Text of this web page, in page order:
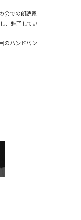
会での朗読家
、魅了してい
のハンドパン